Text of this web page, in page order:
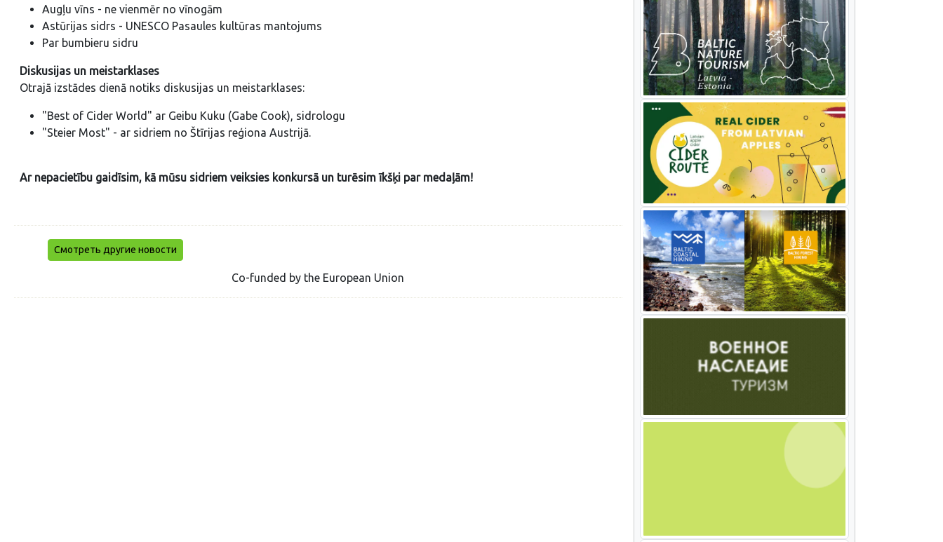
Augļu vīns - ne vienmēr no vīnogām
Astūrijas sidrs - UNESCO Pasaules kultūras mantojums
Par bumbieru sidru
Diskusijas un meistarklases
Otrajā izstādes dienā notiks diskusijas un meistarklases:
"Best of Cider World" ar Geibu Kuku (Gabe Cook), sidrologu
"Steier Most" - ar sidriem no Štīrijas reģiona Austrijā.
Ar nepacietību gaidīsim, kā mūsu sidriem veiksies konkursā un turēsim īkšķi par medaļām!
Смотреть другие новости
Co-funded by the European Union